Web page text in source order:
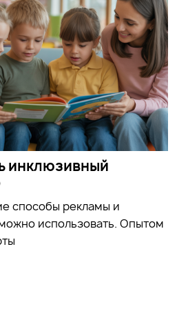
инклюзивный
способы рекламы и
использовать. Опытом